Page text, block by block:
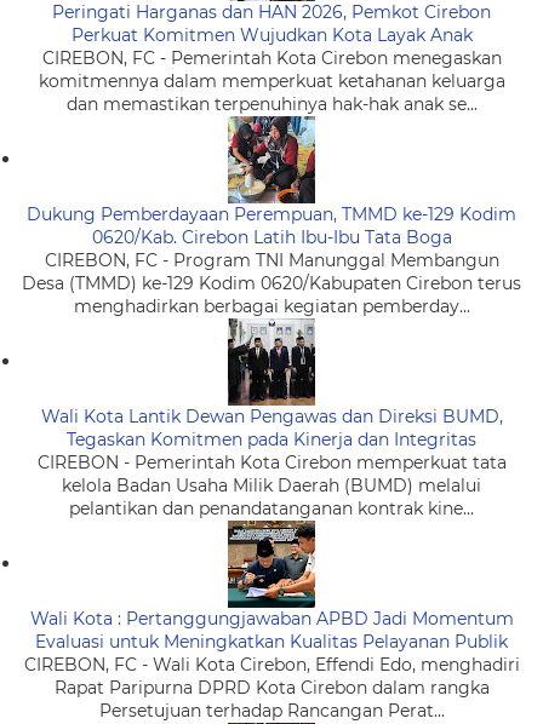
Peringati Harganas dan HAN 2026, Pemkot Cirebon
Perkuat Komitmen Wujudkan Kota Layak Anak
CIREBON, FC - Pemerintah Kota Cirebon menegaskan
komitmennya dalam memperkuat ketahanan keluarga
dan memastikan terpenuhinya hak-hak anak se...
Dukung Pemberdayaan Perempuan, TMMD ke-129 Kodim
0620/Kab. Cirebon Latih Ibu-Ibu Tata Boga
CIREBON, FC - Program TNI Manunggal Membangun
Desa (TMMD) ke-129 Kodim 0620/Kabupaten Cirebon terus
menghadirkan berbagai kegiatan pemberday...
Wali Kota Lantik Dewan Pengawas dan Direksi BUMD,
Tegaskan Komitmen pada Kinerja dan Integritas
CIREBON - Pemerintah Kota Cirebon memperkuat tata
kelola Badan Usaha Milik Daerah (BUMD) melalui
pelantikan dan penandatanganan kontrak kine...
Wali Kota : Pertanggungjawaban APBD Jadi Momentum
Evaluasi untuk Meningkatkan Kualitas Pelayanan Publik
CIREBON, FC - Wali Kota Cirebon, Effendi Edo, menghadiri
Rapat Paripurna DPRD Kota Cirebon dalam rangka
Persetujuan terhadap Rancangan Perat...